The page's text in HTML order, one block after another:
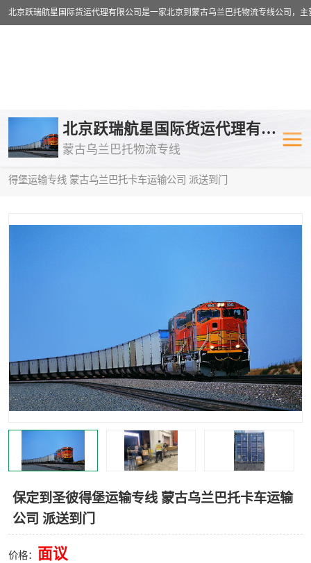
北京跃瑞航星国际货运代理有限公司
蒙古乌兰巴托物流专线
得堡运输专线 蒙古乌兰巴托卡车运输公司 派送到门
保定到圣彼得堡运输专线 蒙古乌兰巴托卡车运输
公司 派送到门
价格： 面议
乌兰巴托物流专线 乌兰巴托铁
乌兰巴托公路运输
中欧班列
蒙古乌兰巴托双清包税 蒙古乌兰巴